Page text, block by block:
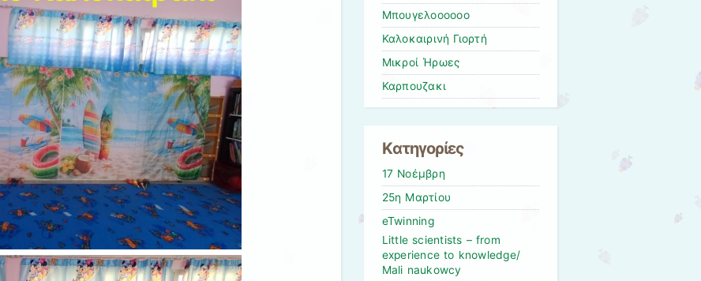
Μπουγελοοοοοο
Καλοκαιρινή Γιορτή
Μικροί Ήρωες
Καρπουζακι
Kατηγορίες
17 Νοέμβρη
25η Μαρτίου
eTwinning
Little scientists – from
experience to knowledge/
Mali naukowcy